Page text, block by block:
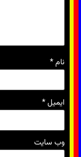
نام*
ایمیل*
وب‌ سایت